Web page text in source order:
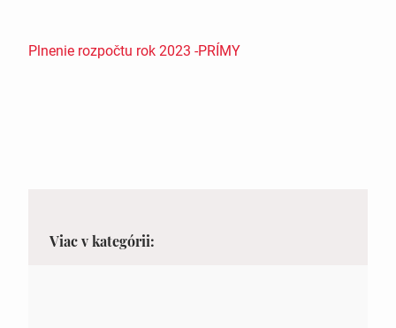
Plnenie rozpočtu rok 2023 -PRÍMY
Viac v kategórii: